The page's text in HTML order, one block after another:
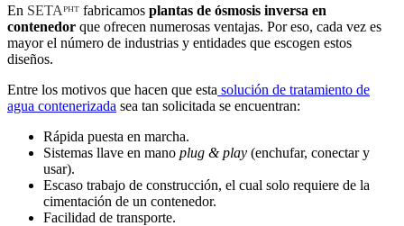
En SETAᴾᴴᵀ fabricamos plantas de ósmosis inversa en
contenedor que ofrecen numerosas ventajas. Por eso, cada vez es
mayor el número de industrias y entidades que escogen estos
diseños.
Entre los motivos que hacen que esta solución de tratamiento de
agua contenerizada sea tan solicitada se encuentran:
Rápida puesta en marcha.
Sistemas llave en mano plug & play (enchufar, conectar y
usar).
Escaso trabajo de construcción, el cual solo requiere de la
cimentación de un contenedor.
Facilidad de transporte.